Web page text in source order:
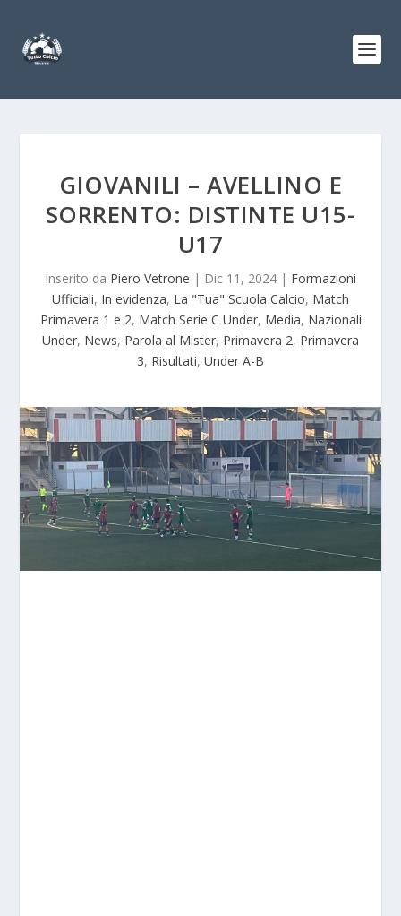
GIOVANILI – AVELLINO E
SORRENTO: DISTINTE U15-
U17
Inserito da Piero Vetrone | Dic 11, 2024 | Formazioni
Ufficiali, In evidenza, La "Tua" Scuola Calcio, Match
Primavera 1 e 2, Match Serie C Under, Media, Nazionali
Under, News, Parola al Mister, Primavera 2, Primavera
3, Risultati, Under A-B